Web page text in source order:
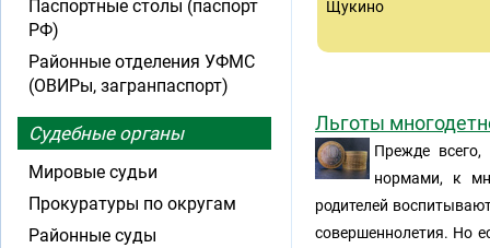
Щукино
Льготы
Прежде всего,
нормами, к
родителей
совершеннолетия. Но
Паспортные столы (паспорт
РФ)
Районные отделения УФМС
(ОВИРы, загранпаспорт)
Судебные органы
Мировые судьи
Прокуратуры по округам
Районные суды